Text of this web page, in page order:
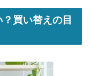
買い替えの目